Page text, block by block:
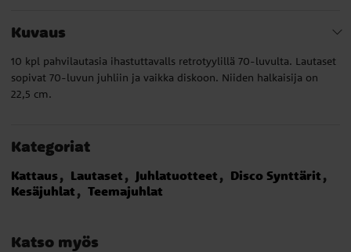
Kuvaus
10 kpl pahvilautasia ihastuttavalls retrotyylillä 70-luvulta. Lautaset
sopivat 70-luvun juhliin ja vaikka diskoon. Niiden halkaisija on
22,5 cm.
Kategoriat
Kattaus Lautaset Juhlatuotteet
Disco Synttärit
Kesäjuhlat
Teemajuhlat
Katso myös